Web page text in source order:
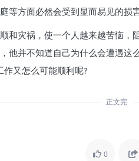
等方面必然会受到显而易见的损害
和灾祸，使一个人越来越苦恼
他并不知道自己为什么会遭遇
又怎么可能顺利呢?
正文完
0